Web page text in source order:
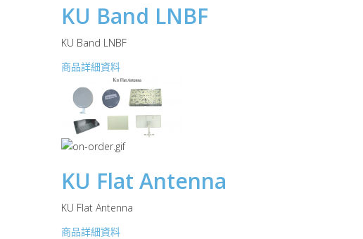
KU Band LNBF
KU Band LNBF
商品詳細資料
KU Flat Antenna
KU Flat Antenna
商品詳細資料